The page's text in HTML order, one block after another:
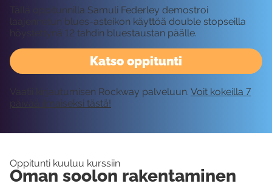
Katso oppitunti
Tällä oppitunnilla Samuli Federley demostroi
laajennetun blues-asteikon käyttöä double stopseilla
höystettynä 12 tahdin bluestaustan päälle.
Vaatii kirjautumisen Rockway palveluun. Voit kokeilla 7
päivää ilmaiseksi tästä!
Oppitunti kuuluu kurssiin
Oman soolon rakentaminen